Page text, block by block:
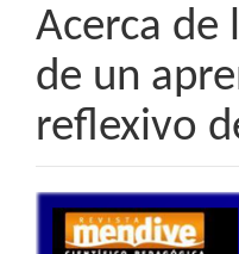
Acerca de
de un
reflexivo
Barra